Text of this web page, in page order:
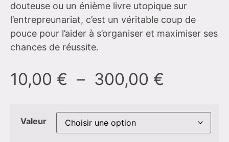
douteuse ou un énième livre utopique sur
l’entrepreunariat, c’est un véritable coup de
pouce pour l’aider à s’organiser et maximiser ses
chances de réussite.
10,00 € – 300,00 €
Valeur